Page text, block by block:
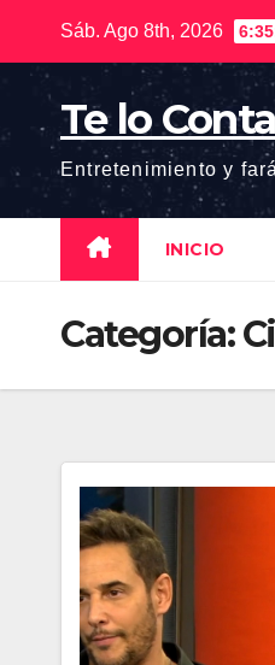
Sáb. Ago 8th, 2026
Te lo
Entretenimiento y
INICIO
Categoría: